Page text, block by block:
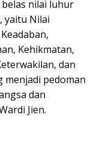
belas nilai luhur
yaitu Nilai
Kehikmatan,
dan
menjadi pedoman
dan
Jien.